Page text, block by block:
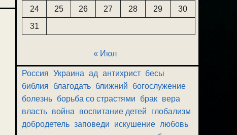
24
25 26 27 28 29
30
31
« Июл
Россия Украина ад антихрист бесы
библия
благодать ближний
богослужение
болезнь борьба со страстями брак вера
власть война воспитание детей
глобализм
добродетель заповеди искушение любовь